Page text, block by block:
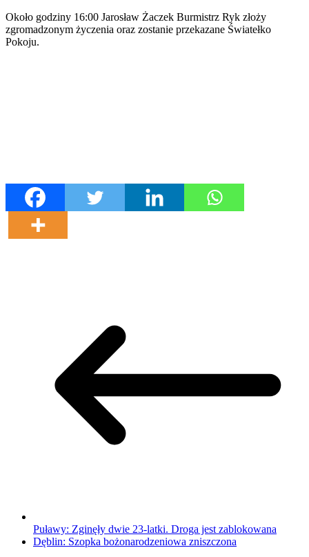
Około godziny 16:00 Jarosław Żaczek Burmistrz Ryk złoży
zgromadzonym życzenia oraz zostanie przekazane Światełko
Pokoju.
Puławy: Zginęły dwie 23-latki. Droga jest zablokowana
Dęblin: Szopka bożonarodzeniowa zniszczona